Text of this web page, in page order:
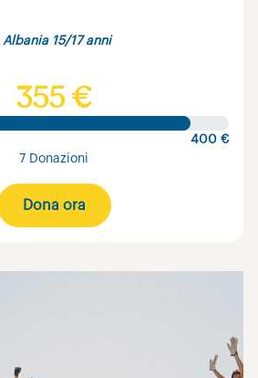
Albania 15/17 anni
355 €
400 €
7 Donazioni
Dona ora